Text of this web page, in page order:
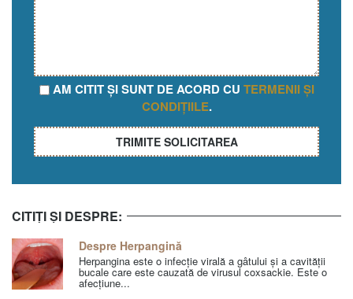
AM CITIT ȘI SUNT DE ACORD CU TERMENII ȘI
CONDIȚIILE.
CITIȚI ȘI DESPRE:
Despre Herpangină
Herpangina este o infecție virală a gâtului și a cavității
bucale care este cauzată de virusul coxsackie. Este o
afecțiune...